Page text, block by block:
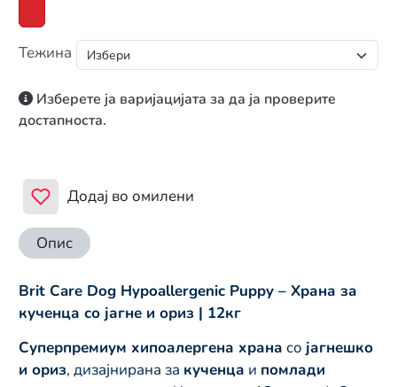
Тежина
Изберете ја варијацијата за да ја проверите
достапноста.
Додај во омилени
Опис
Brit Care Dog Hypoallergenic Puppy – Храна за
кученца со јагне и ориз | 12кг
Суперпремиум хипоалергена храна со јагнешко
и ориз, дизајнирана за кученца и помлади